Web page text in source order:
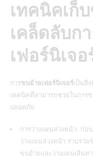
เทคนิคเก็
เคล็ดลับก
เฟอร์นิเจอ
การขนย้ายเฟอร์นิเจอร์เป็นสิ่
เทคนิคที่สามารถช่วยในการ
ปลอดภัย
การวางแผนล่วงหน้า: ก่อ
วางแผนล่วงหน้า รวบรวม
ขนย้ายและวางแผนเส้นท